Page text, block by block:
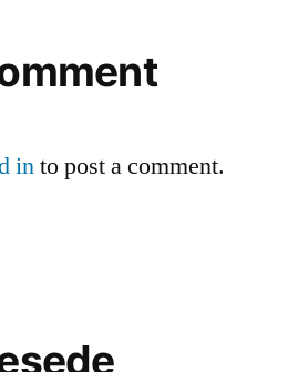
into post a comment.